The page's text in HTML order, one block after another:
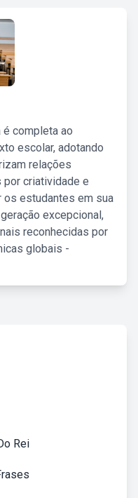
é completa ao
escolar, adotando
relações
criatividade e
os estudantes em sua
excepcional,
reconhecidas por
globais -
Rei